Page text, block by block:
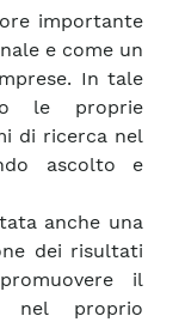
importante
e come un
In tale
le proprie
di ricerca nel
ascolto e
anche una
dei risultati
il
nel proprio